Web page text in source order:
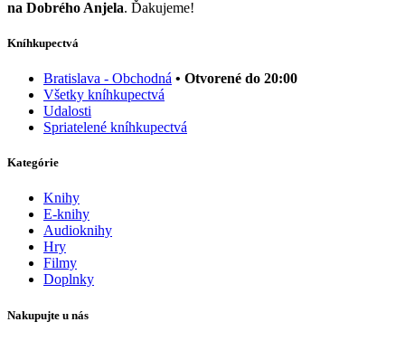
na Dobrého Anjela. Ďakujeme!
Kníhkupectvá
Bratislava - Obchodná • Otvorené do 20:00
Všetky kníhkupectvá
Udalosti
Spriatelené kníhkupectvá
Kategórie
Knihy
E-knihy
Audioknihy
Hry
Filmy
Doplnky
Nakupujte u nás